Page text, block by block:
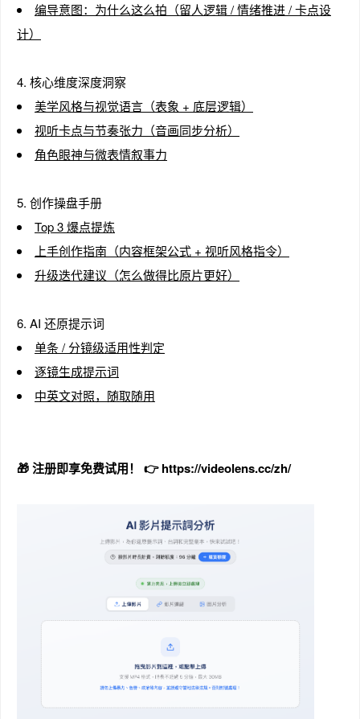
编导意图：为什么这么拍（留人逻辑 / 情绪推进 / 卡点设
计）
4. 核心维度深度洞察
美学风格与视觉语言（表象 + 底层逻辑）
视听卡点与节奏张力（音画同步分析）
角色眼神与微表情叙事力
5. 创作操盘手册
Top 3 爆点提炼
上手创作指南（内容框架公式 + 视听风格指令）
升级迭代建议（怎么做得比原片更好）
6. AI 还原提示词
单条 / 分镜级适用性判定
逐镜生成提示词
中英文对照，随取随用
🎁注册即享免费试用！ 👉 https://videolens.cc/zh/